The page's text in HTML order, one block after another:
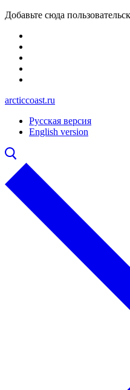
Перейти
содержимому
Меню
Закрыть
Добавьте сюда
arcticcoast.ru
Русская версия
English version